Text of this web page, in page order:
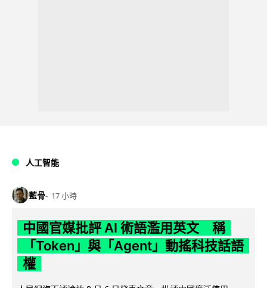
人工智能
藍骨 17 小時
中國官媒批評 AI 術語濫用英文 稱
「Token」與「Agent」動搖科技話語
權